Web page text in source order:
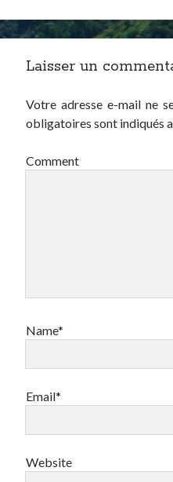
Laisser un
Votre adresse e-mail ne
obligatoires sont indiqués
Comment
Name*
Email*
Website